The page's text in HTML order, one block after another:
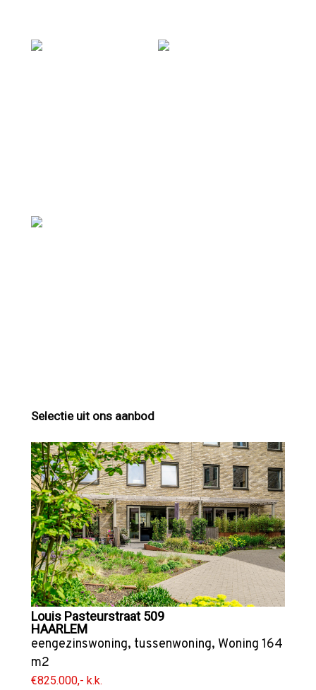
Selectie uit ons aanbod
Louis Pasteurstraat 509
HAARLEM
eengezinswoning, tussenwoning, Woning 164
m2
€825.000,- k.k.